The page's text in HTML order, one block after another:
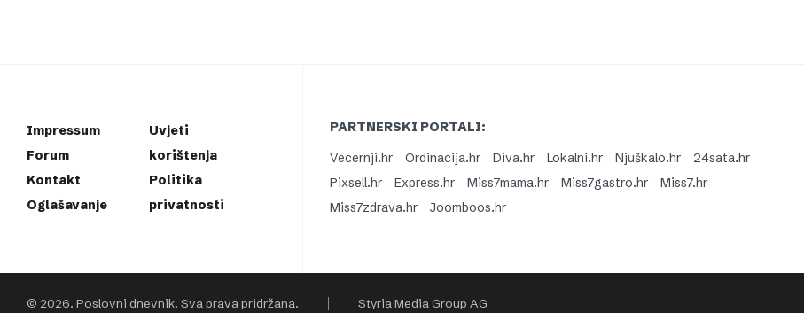
Impressum
Forum
Kontakt
Oglašavanje
Uvjeti
korištenja
Politika
privatnosti
PARTNERSKI PORTALI:
Vecernji.hr
Ordinacija.hr Diva.hr Lokalni.hr Njuškalo.hr
24sata.hr
Pixsell.hr
Express.hr Miss7mama.hr Miss7gastro.hr
Miss7.hr
Miss7zdrava.hr
Joomboos.hr
© 2026. Poslovni dnevnik. Sva prava pridržana. Styria Media Group AG